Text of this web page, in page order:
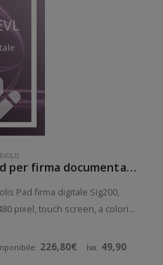
EVOLIS
ST-CE1075-2-UEVL - Pad per firma documentale Evolis
pixel, touch screen, a colori,
(LxAxP): 191x180x15 mm,
226,80€ Iva: 49,90